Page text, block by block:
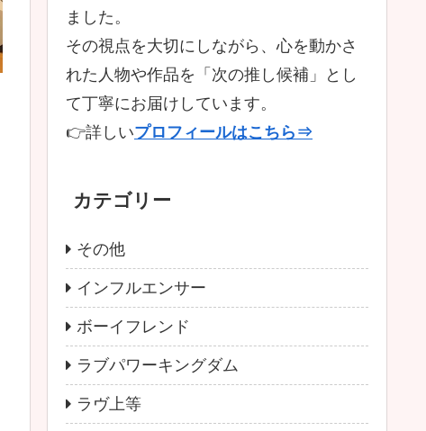
ました。
その視点を大切にしながら、心を動かさ
れた人物や作品を「次の推し候補」とし
て丁寧にお届けしています。
👉詳しいプロフィールはこちら⇒
カテゴリー
その他
インフルエンサー
ボーイフレンド
ラブパワーキングダム
ラヴ上等